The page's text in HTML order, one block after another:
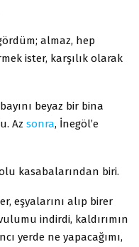
almaz, hep
ister, karşılık olarak
beyaz bir bina
Az sonra, İnegöl’e
kasabalarından biri.
eşyalarını alıp birer
indirdi, kaldırımın
yerde ne yapacağımı,